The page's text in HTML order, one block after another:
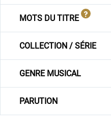
MOTS DU TITRE
COLLECTION / SÉRIE
GENRE MUSICAL
PARUTION